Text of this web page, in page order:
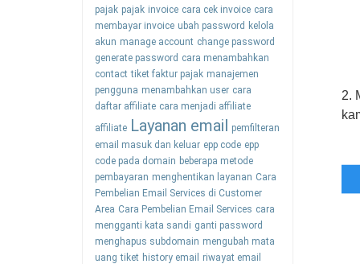
2.
pajak pajak invoice cara cek invoice cara
membayar invoice ubah password kelola
akun manage account change password
generate password cara menambahkan
contact tiket faktur pajak manajemen
pengguna menambahkan user cara
daftar affiliate cara menjadi affiliate
affiliate Layanan email pemfilteran
email masuk dan keluar epp code epp
code pada domain beberapa metode
pembayaran menghentikan layanan Cara
Pembelian Email Services di Customer
Area Cara Pembelian Email Services cara
mengganti kata sandi ganti password
menghapus subdomain mengubah mata
uang tiket history email
riwayat email